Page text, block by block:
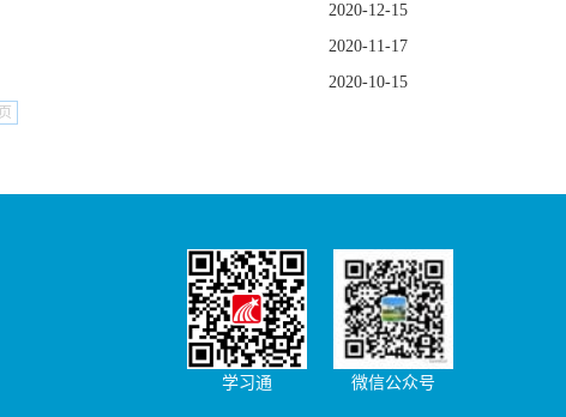
2020-12-15
2020-11-17
2020-10-15
学习通
微信公众号